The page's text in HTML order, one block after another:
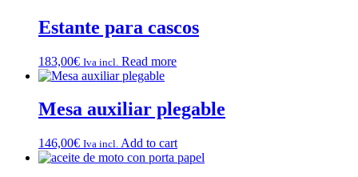
Estante para cascos
183,00€ Iva incl. Read more
Mesa auxiliar plegable
146,00€ Iva incl. Add to cart